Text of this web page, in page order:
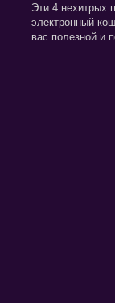
Эти 4 нехитрых
электронный
вас полезной и